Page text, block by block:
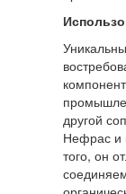
другой
Нефрас и
того, он